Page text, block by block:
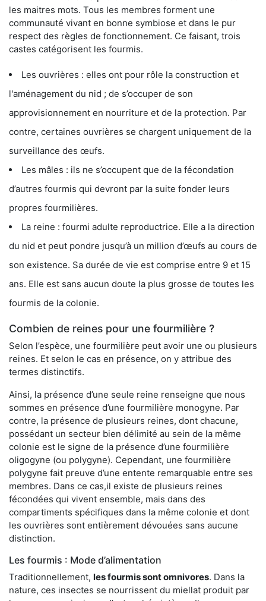
les maitres mots. Tous les membres forment une
communauté vivant en bonne symbiose et dans le pur
respect des règles de fonctionnement. Ce faisant, trois
castes catégorisent les fourmis.
Les ouvrières : elles ont pour rôle la construction et
l'aménagement du nid ; de s’occuper de son
approvisionnement en nourriture et de la protection. Par
contre, certaines ouvrières se chargent uniquement de la
surveillance des œufs.
Les mâles : ils ne s’occupent que de la fécondation
d’autres fourmis qui devront par la suite fonder leurs
propres fourmilières.
La reine : fourmi adulte reproductrice. Elle a la direction
du nid et peut pondre jusqu’à un million d’œufs au cours de
son existence. Sa durée de vie est comprise entre 9 et 15
ans. Elle est sans aucun doute la plus grosse de toutes les
fourmis de la colonie.
Combien de reines pour une fourmilière ?
Selon l’espèce, une fourmilière peut avoir une ou plusieurs
reines. Et selon le cas en présence, on y attribue des
termes distinctifs.
Ainsi, la présence d’une seule reine renseigne que nous
sommes en présence d’une fourmilière monogyne. Par
contre, la présence de plusieurs reines, dont chacune,
possédant un secteur bien délimité au sein de la même
colonie est le signe de la présence d’une fourmilière
oligogyne (ou polygyne). Cependant, une fourmilière
polygyne fait preuve d’une entente remarquable entre ses
membres. Dans ce cas,il existe de plusieurs reines
fécondées qui vivent ensemble, mais dans des
compartiments spécifiques dans la même colonie et dont
les ouvrières sont entièrement dévouées sans aucune
distinction.
Les fourmis : Mode d’alimentation
Traditionnellement, les fourmis sont omnivores. Dans la
nature, ces insectes se nourrissent du miellat produit par